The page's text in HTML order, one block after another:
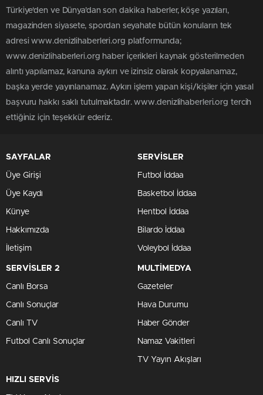
Türkiye'den ve Dünya’dan son dakika haberler, köşe yazıları,
magazinden siyasete, spordan seyahate bütün konuların tek
adresi www.denizlihaberleri.org platformunda;
www.denizlihaberleri.org haber içerikleri kaynak gösterilmeden
alıntı yapılamaz, kanuna aykırı ve izinsiz olarak kopyalanamaz,
başka yerde yayınlanamaz. Aykırı işlem yapan kişi/kişiler için yasal
başvuru hakkı saklı tutulmaktadır. www.denizlihaberleri.org tercih
ettiğiniz için teşekkür ederiz.
SAYFALAR
Üye Girişi
Üye Kaydı
Künye
Hakkımızda
İletişim
SERVİSLER
Futbol İddaa
Basketbol İddaa
Hentbol İddaa
Bilardo İddaa
Voleybol İddaa
SERVİSLER 2
Canlı Borsa
Canlı Sonuçlar
Canlı TV
Futbol Canlı Sonuçlar
MULTİMEDYA
Gazeteler
Hava Durumu
Haber Gönder
Namaz Vakitleri
TV Yayın Akışları
HIZLI SERVİS